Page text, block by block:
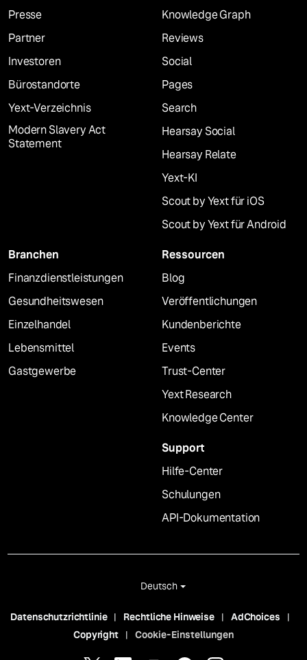
Presse
Partner
Investoren
Bürostandorte
Yext-Verzeichnis
Modern Slavery Act
Statement
Knowledge Graph
Reviews
Social
Pages
Search
Hearsay Social
Hearsay Relate
Yext-KI
Scout by Yext für iOS
Scout by Yext für Android
Branchen
Finanzdienstleistungen
Gesundheitswesen
Einzelhandel
Lebensmittel
Gastgewerbe
Ressourcen
Blog
Veröffentlichungen
Kundenberichte
Events
Trust-Center
Yext Research
Knowledge Center
Support
Hilfe-Center
Schulungen
API-Dokumentation
Deutsch
Datenschutzrichtlinie Rechtliche Hinweise
AdChoices
Copyright
Cookie-Einstellungen